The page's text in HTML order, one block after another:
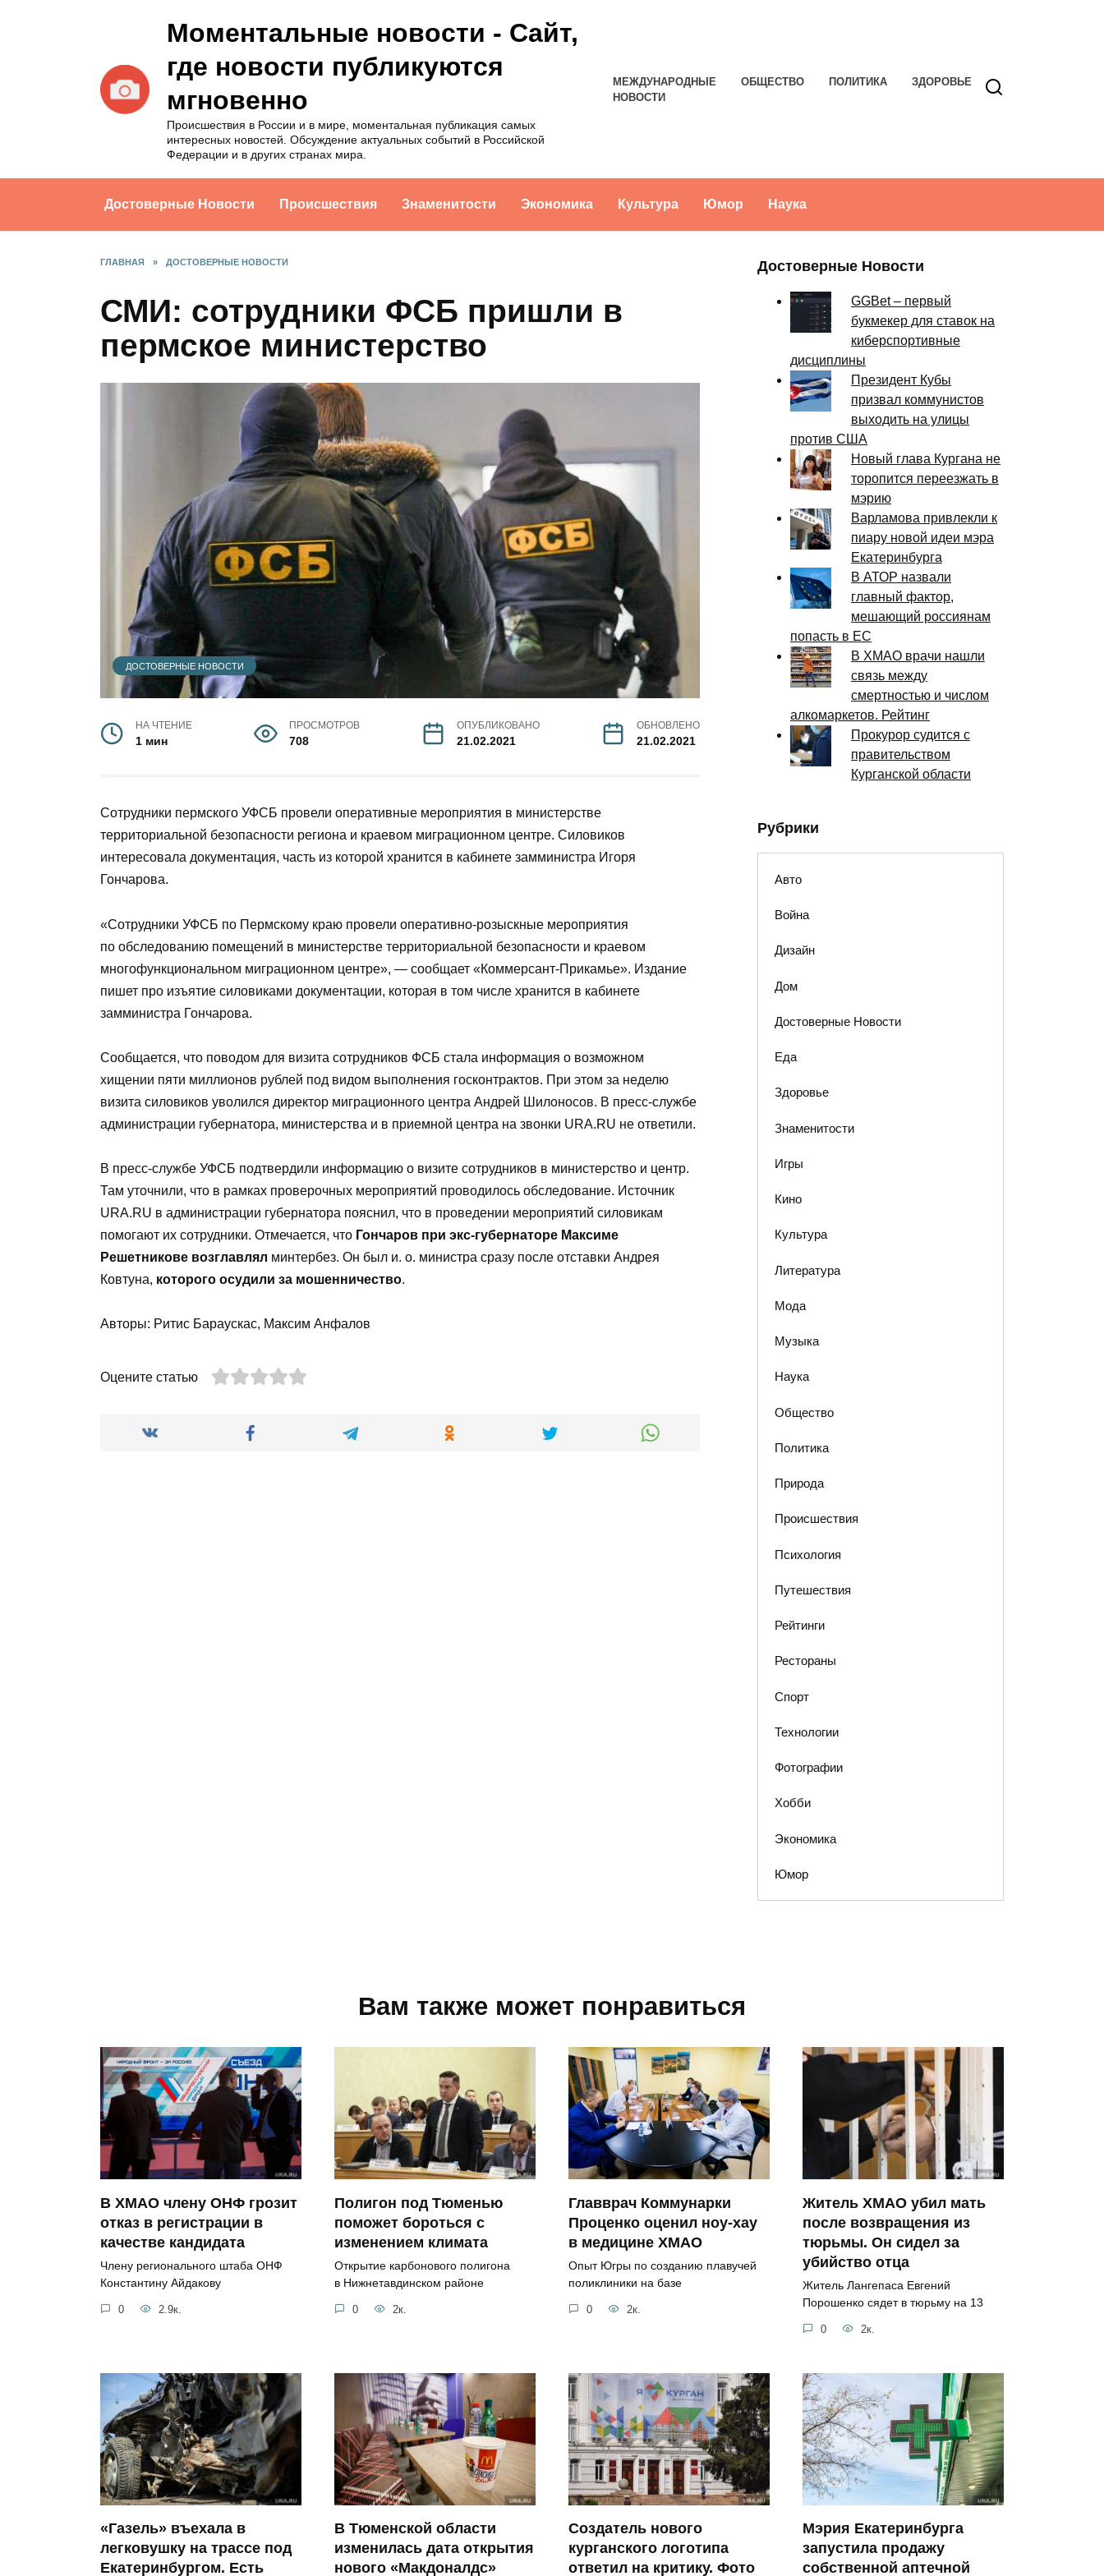
Моментальные новости - Сайт,
где новости публикуются
мгновенно
Происшествия в России и в мире, моментальная публикация самых
интересных новостей. Обсуждение актуальных событий в Российской
Федерации и в других странах мира.
МЕЖДУНАРОДНЫЕ
НОВОСТИ
ОБЩЕСТВО ПОЛИТИКА ЗДОРОВЬЕ
Достоверные Новости Происшествия Знаменитости Экономика Культура Юмор Наука
ГЛАВНАЯ » ДОСТОВЕРНЫЕ НОВОСТИ
СМИ: сотрудники ФСБ пришли в
пермское министерство
ДОСТОВЕРНЫЕ НОВОСТИ
НА ЧТЕНИЕ
1 мин
ПРОСМОТРОВ
708
ОПУБЛИКОВАНО
21.02.2021
ОБНОВЛЕНО
21.02.2021
Сотрудники пермского УФСБ провели оперативные мероприятия в министерстве
территориальной безопасности региона и краевом миграционном центре. Силовиков
интересовала документация, часть из которой хранится в кабинете замминистра Игоря
Гончарова.
«Сотрудники УФСБ по Пермскому краю провели оперативно-розыскные мероприятия
по обследованию помещений в министерстве территориальной безопасности и краевом
многофункциональном миграционном центре», — сообщает «Коммерсант-Прикамье». Издание
пишет про изъятие силовиками документации, которая в том числе хранится в кабинете
замминистра Гончарова.
Сообщается, что поводом для визита сотрудников ФСБ стала информация о возможном
хищении пяти миллионов рублей под видом выполнения госконтрактов. При этом за неделю
визита силовиков уволился директор миграционного центра Андрей Шилоносов. В пресс-службе
администрации губернатора, министерства и в приемной центра на звонки URA.RU не ответили.
В пресс-службе УФСБ подтвердили информацию о визите сотрудников в министерство и центр.
Там уточнили, что в рамках проверочных мероприятий проводилось обследование. Источник
URA.RU в администрации губернатора пояснил, что в проведении мероприятий силовикам
помогают их сотрудники. Отмечается, что Гончаров при экс-губернаторе Максиме
Решетникове возглавлял минтербез. Он был и. о. министра сразу после отставки Андрея
Ковтуна, которого осудили за мошенничество.
Авторы: Ритис Бараускас, Максим Анфалов
Оцените статью
Достоверные Новости
GGBet – первый
букмекер для ставок на
киберспортивные
дисциплины
Президент Кубы
призвал коммунистов
выходить на улицы
против США
Новый глава Кургана не
торопится переезжать в
мэрию
Варламова привлекли к
пиару новой идеи мэра
Екатеринбурга
В АТОР назвали
главный фактор,
мешающий россиянам
попасть в ЕС
В ХМАО врачи нашли
связь между
смертностью и числом
алкомаркетов. Рейтинг
Прокурор судится с
правительством
Курганской области
Рубрики
Авто
Война
Дизайн
Дом
Достоверные Новости
Еда
Здоровье
Знаменитости
Игры
Кино
Культура
Литература
Мода
Музыка
Наука
Общество
Политика
Природа
Происшествия
Психология
Путешествия
Рейтинги
Рестораны
Спорт
Технологии
Фотографии
Хобби
Экономика
Юмор
Вам также может понравиться
В ХМАО члену ОНФ грозит
отказ в регистрации в
качестве кандидата
Члену регионального штаба ОНФ
Константину Айдакову
0 2.9к.
Полигон под Тюменью
поможет бороться с
изменением климата
Открытие карбонового полигона
в Нижнетавдинском районе
0 2к.
Главврач Коммунарки
Проценко оценил ноу-хау
в медицине ХМАО
Опыт Югры по созданию плавучей
поликлиники на базе
0 2к.
Житель ХМАО убил мать
после возвращения из
тюрьмы. Он сидел за
убийство отца
Житель Лангепаса Евгений
Порошенко сядет в тюрьму на 13
0 2к.
«Газель» въехала в
легковушку на трассе под
Екатеринбургом. Есть
В Тюменской области
изменилась дата открытия
нового «Макдоналдс»
Создатель нового
курганского логотипа
ответил на критику. Фото
Мэрия Екатеринбурга
запустила продажу
собственной аптечной